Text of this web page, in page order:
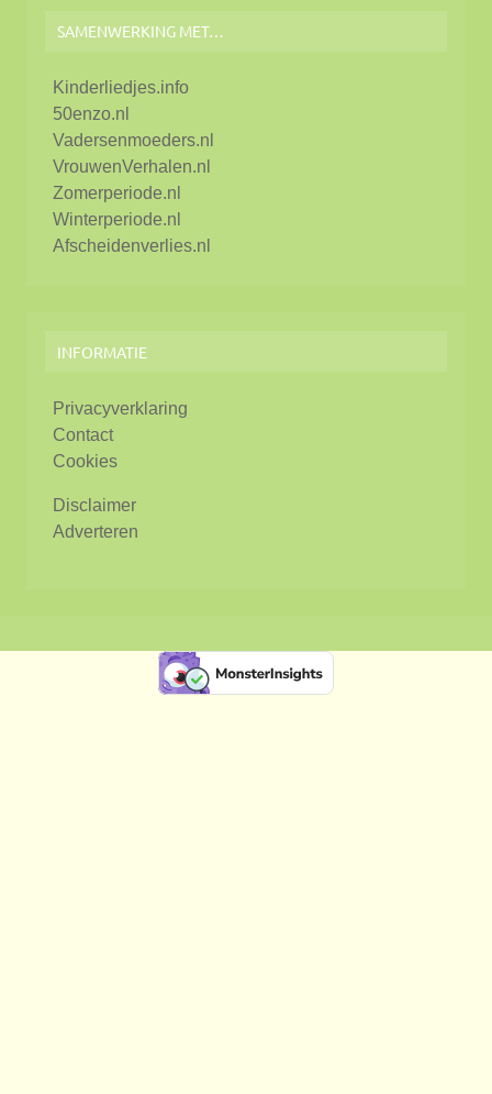
SAMENWERKING MET…
Kinderliedjes.info
50enzo.nl
Vadersenmoeders.nl
VrouwenVerhalen.nl
Zomerperiode.nl
Winterperiode.nl
Afscheidenverlies.nl
INFORMATIE
Privacyverklaring
Contact
Cookies
Disclaimer
Adverteren